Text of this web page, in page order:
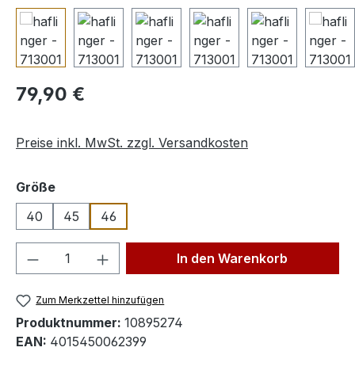
Regulärer Preis:
79,90 €
Preise inkl. MwSt. zzgl. Versandkosten
Größeauswählen
40
45 46
Produkt Anzahl: Gib denIn den Warenkorb
Zum Merkzettel hinzufügen
Produktnummer: 10895274
EAN: 4015450062399